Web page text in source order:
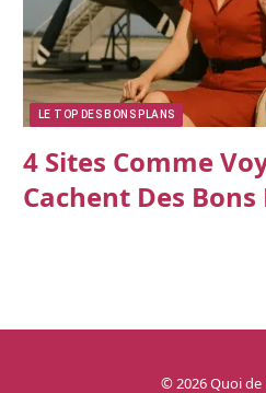
LE TOP DES BONS PLANS
4 Sites Comme
Cachent Des Bons
© 2026 Quoi de